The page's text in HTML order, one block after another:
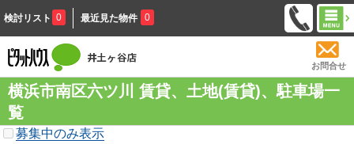
検討リスト 0 最近見た物件 0
お問合せ
横浜市南区六ツ川 賃貸、土地(賃貸)、駐車場一
覧
募集中のみ表示